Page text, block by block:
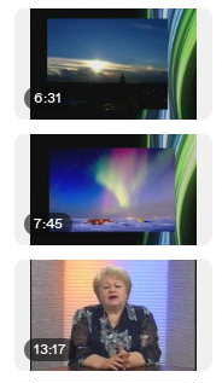
6:31
7:45
13:17